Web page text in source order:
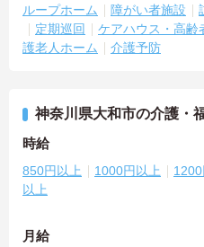
ループホーム
障がい者施設
定期巡回
ケアハウス・高齢
護老人ホーム
介護予防
神奈川県大和市の介護・
時給
850円以上 1000円以上
以上
月給